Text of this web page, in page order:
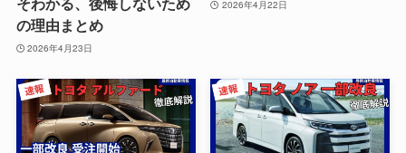
の理由まとめ
2026年4月23日
2026年4月22日